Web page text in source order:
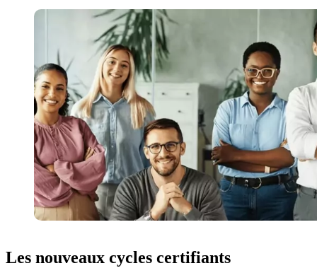
Les nouveaux cycles certifiants